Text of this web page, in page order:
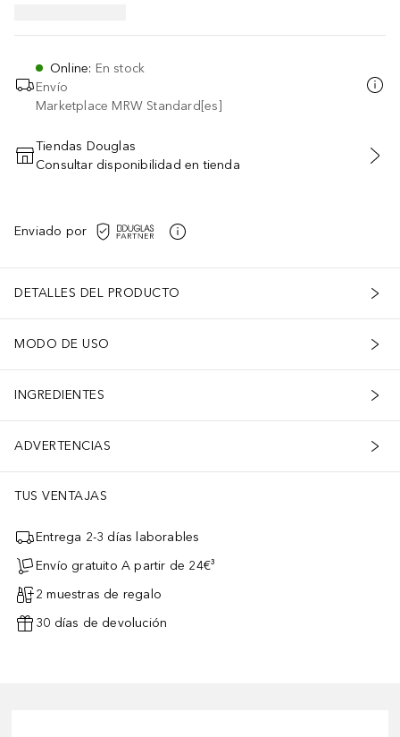
Online: En stock
Envío
Marketplace MRW Standard[es]
AÑADIR AL CARRITO
Tiendas Douglas
Consultar disponibilidad en tienda
Enviado por
DETALLES DEL PRODUCTO
MODO DE USO
INGREDIENTES
ADVERTENCIAS
TUS VENTAJAS
Entrega 2-3 días laborables
Envío gratuito A partir de 24€³
2 muestras de regalo
30 días de devolución